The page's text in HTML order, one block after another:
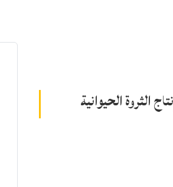
الثروة الحيوانية